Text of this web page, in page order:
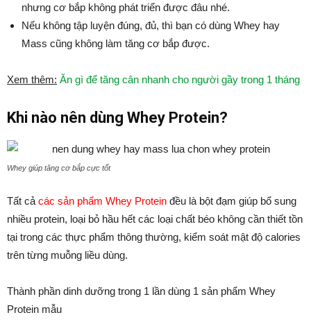
nhưng cơ bắp không phát triển được đâu nhé.
Nếu không tập luyện đúng, đủ, thì bạn có dùng Whey hay
Mass cũng không làm tăng cơ bắp được.
Xem thêm: Ăn gì để tăng cân nhanh cho người gầy trong 1 tháng
Khi nào nên dùng Whey Protein?
Whey giúp tăng cơ bắp cực tốt
Tất cả các sản phẩm Whey Protein đều là bột đạm giúp bổ sung
nhiều protein, loại bỏ hầu hết các loại chất béo không cần thiết tồn
tại trong các thực phẩm thông thường, kiểm soát mật độ calories
trên từng muỗng liều dùng.
Thành phần dinh dưỡng trong 1 lần dùng 1 sản phẩm Whey
Protein mẫu